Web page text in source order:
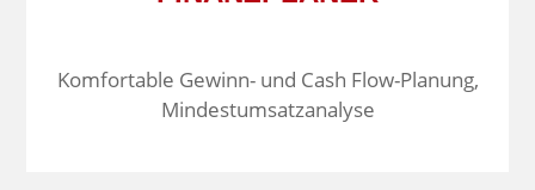
Komfortable Gewinn- und Cash Flow-Planung,
Mindestumsatzanalyse